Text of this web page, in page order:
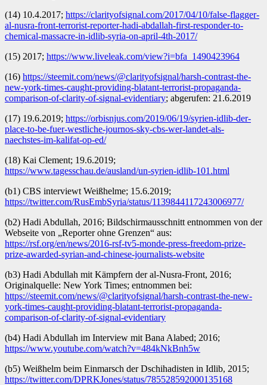
(14) 10.4.2017; https://clarityofsignal.com/2017/04/10/false-flagger-
al-nusra-front-terrorist-reporter-hadi-abdallah-first-responder-to-
chemical-massacre-in-idlib-syria-on-april-4th-2017/
(15) 2017; https://www.liveleak.com/view?i=bfa_1490423964
(16) https://steemit.com/news/@clarityofsignal/harsh-contrast-the-
new-york-times-caught-providing-blatant-terrorist-propaganda-
comparison-of-clarity-of-signal-evidentiary; abgerufen: 21.6.2019
(17) 19.6.2019; https://orbisnjus.com/2019/06/19/syrien-idlib-der-
place-to-be-fuer-westliche-journos-sky-cbs-wer-landet-als-
naechstes-im-kalifat-op-ed/
(18) Kai Clement; 19.6.2019;
https://www.tagesschau.de/ausland/un-syrien-idlib-101.html
(b1) CBS interviewt Weißhelme; 15.6.2019;
https://twitter.com/RusEmbSyria/status/1139844117243006977/
(b2) Hadi Abdullah, 2016; Bildschirmausschnitt entnommen von der
Webseite von „Reporter ohne Grenzen“ aus:
https://rsf.org/en/news/2016-rsf-tv5-monde-press-freedom-prize-
prize-awarded-syrian-and-chinese-journalists-website
(b3) Hadi Abdullah mit Kämpfern der al-Nusra-Front, 2016;
Originalquelle: New York Times; entnommen bei:
https://steemit.com/news/@clarityofsignal/harsh-contrast-the-new-
york-times-caught-providing-blatant-terrorist-propaganda-
comparison-of-clarity-of-signal-evidentiary
(b4) Hadi Abdullah im Interview mit Bana Alabed; 2016;
https://www.youtube.com/watch?v=484kNkBnh5w
(b5) Weißhelm beim Einmarsch der Dschihadisten in Idlib, 2015;
https://twitter.com/DPRKJones/status/785528592000135168